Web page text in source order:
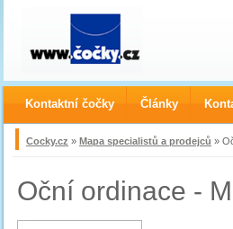
Cocky.cz » Mapa specialistů a prodejců »
Oční ordinace -
Kontaktní čočky Články